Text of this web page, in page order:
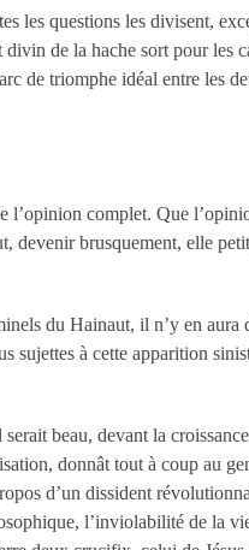
les questions les divisent,
de la hache sort pour les
de triomphe idéal entre les
complet. Que
devenir brusquement, elle
du Hainaut, il n’y en aura
à cette apparition
beau, devant la
donnât tout à coup au
d’un dissident
l’inviolabilité de la